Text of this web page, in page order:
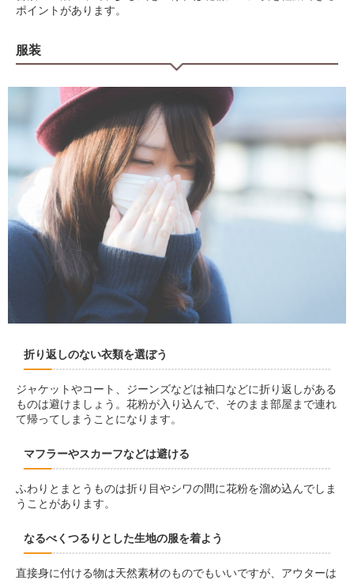
ポイントがあります。
服装
折り返しのない衣類を選ぼう
ジャケットやコート、ジーンズなどは袖口などに折り返しがある
ものは避けましょう。花粉が入り込んで、そのまま部屋まで連れ
て帰ってしまうことになります。
マフラーやスカーフなどは避ける
ふわりとまとうものは折り目やシワの間に花粉を溜め込んでしま
うことがあります。
なるべくつるりとした生地の服を着よう
直接身に付ける物は天然素材のものでもいいですが、アウターは